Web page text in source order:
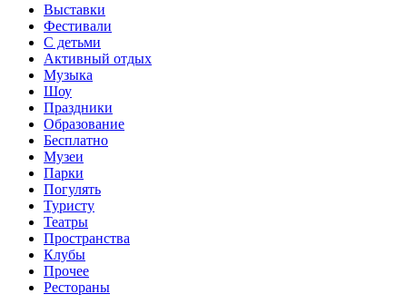
Выставки
Фестивали
С детьми
Активный отдых
Музыка
Шоу
Праздники
Образование
Бесплатно
Музеи
Парки
Погулять
Туристу
Театры
Пространства
Клубы
Прочее
Рестораны